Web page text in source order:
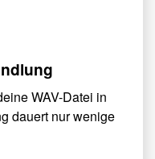
WAV-Datei in
dauert nur wenige